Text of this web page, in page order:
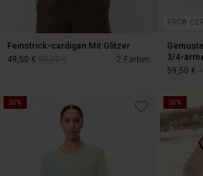
Feinstrick-cardigan Mit Glitzer
2 Farben
49,50 €
49,50 € 99,00 €
FSC®
3/4-
59,50 €
59,50
50% 50%